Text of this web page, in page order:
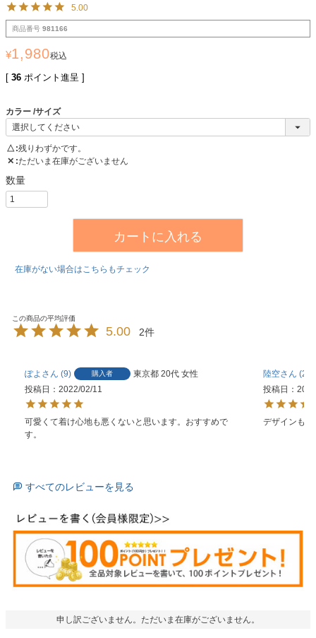
5.00
商品番号 981166
¥1,980税込
[ 36 ポイント進呈 ]
カラー サイズ
△ 残りわずかです。
✕ ただいま在庫がございません
カートに入れる
在庫がない場合はこちらもチェック
5.00 2
ぽよ 9 購入者 東京都 20代 女性
投稿日
2022/02/11
可愛くて着け心地も悪くないと思います。おすすめで
す。
陸空
2
投稿日
デザインも
すべてのレビューを見る
申し訳ございません。ただいま在庫がございません。